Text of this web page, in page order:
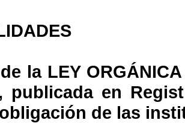
la LEY
publicada en
de las